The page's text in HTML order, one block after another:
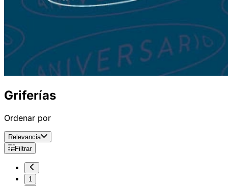
Griferías
Ordenar por
Relevancia
Filtrar
1